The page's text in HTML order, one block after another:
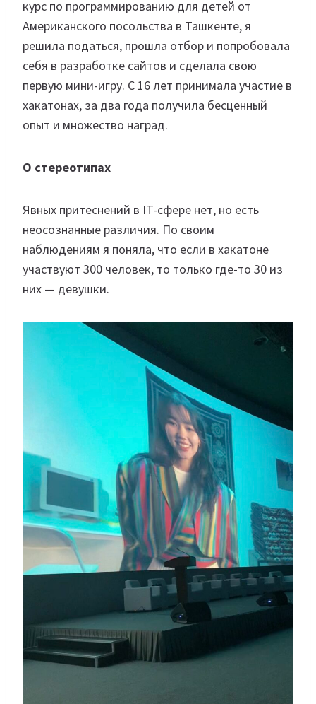
курс по программированию для детей от
Американского посольства в Ташкенте, я
решила податься, прошла отбор и попробовала
себя в разработке сайтов и сделала свою
первую мини-игру. С 16 лет принимала участие в
хакатонах, за два года получила бесценный
опыт и множество наград.
О стереотипах
Явных притеснений в IT-сфере нет, но есть
неосознанные различия. По своим
наблюдениям я поняла, что если в хакатоне
участвуют 300 человек, то только где-то 30 из
них — девушки.